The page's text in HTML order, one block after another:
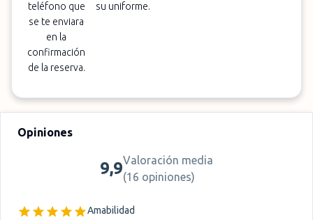
teléfono que
se te enviara
en la
confirmación
de la reserva.
su uniforme.
Opiniones
9,9Valoración media
(16 opiniones)
Amabilidad